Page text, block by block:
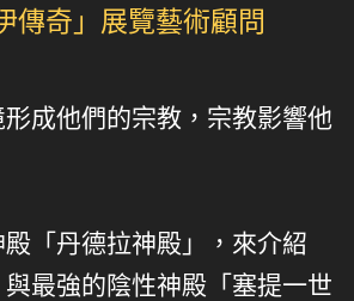
傳奇」展覽藝術顧問
成他們的宗教，宗教影響他
「丹德拉神殿」，來介紹
與最強的陰性神殿「塞提一世